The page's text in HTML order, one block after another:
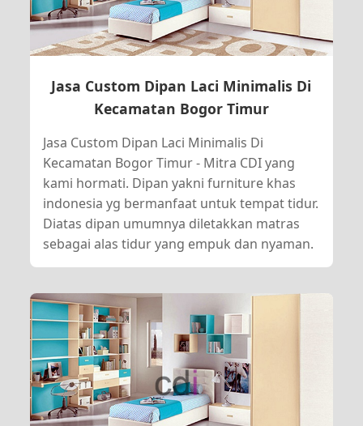
Jasa Custom Dipan Laci Minimalis Di
Kecamatan Bogor Timur
Jasa Custom Dipan Laci Minimalis Di
Kecamatan Bogor Timur - Mitra CDI yang
kami hormati. Dipan yakni furniture khas
indonesia yg bermanfaat untuk tempat tidur.
Diatas dipan umumnya diletakkan matras
sebagai alas tidur yang empuk dan nyaman.